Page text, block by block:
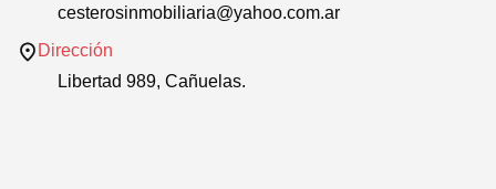
cesterosinmobiliaria@yahoo.com.ar
Dirección
Libertad 989, Cañuelas.